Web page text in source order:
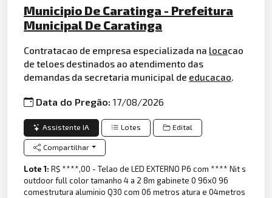
Municipio De Caratinga - Prefeitura
Municipal De Caratinga
Contratacao de empresa especializada na locacao
de teloes destinados ao atendimento das
demandas da secretaria municipal de educacao
Data do Pregão:17/08/2026
Assistente IA Lotes Edital
Compartilhar
Lote 1:R$ ****,00 - Telao de LED EXTERNO P6 com **** Nit s
outdoor full color tamanho 4 a 2 8m gabinete 0 96x0 96
comestrutura aluminio Q30 com 06 metros atura e 04metros